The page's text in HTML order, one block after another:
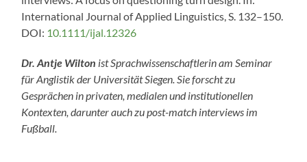
International Journal of Applied Linguistics, S. 132–150.
DOI: 10.1111/ijal.12326
Dr. Antje Wilton ist Sprachwissenschaftlerin am Seminar
für Anglistik der Universität Siegen. Sie forscht zu
Gesprächen in privaten, medialen und institutionellen
Kontexten, darunter auch zu post-match interviews im
Fußball.